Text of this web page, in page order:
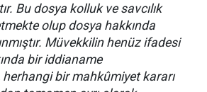
Bu dosya kolluk ve savcılık
olup dosya hakkında
Müvekkilin henüz ifadesi
bir iddianame
bir mahkûmiyet kararı